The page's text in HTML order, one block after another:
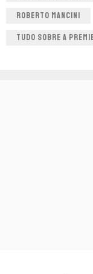
ROBERTO MANCINI
TUDO SOBRE A